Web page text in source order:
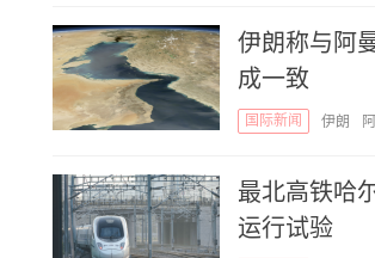
伊朗称与阿
成一致
国际新闻 伊朗
最北高铁哈
运行试验